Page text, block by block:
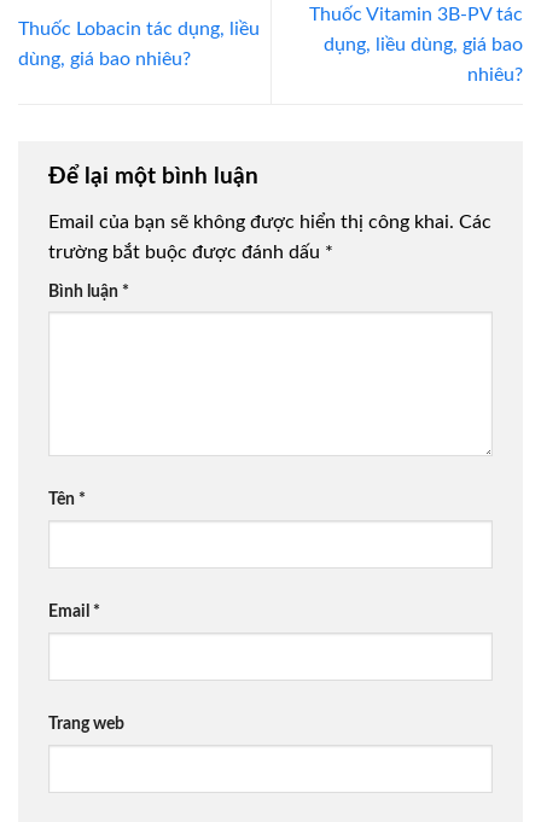
Thuốc Lobacin tác dụng, liều
dùng, giá bao nhiêu?
Thuốc Vitamin 3B-PV tác
dụng, liều dùng, giá bao
nhiêu?
Để lại một bình luận
Email của bạn sẽ không được hiển thị công khai. Các
trường bắt buộc được đánh dấu *
Bình luận *
Tên *
Email *
Trang web